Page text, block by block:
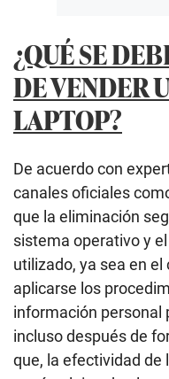
¿QUÉ SE
DE VENDER
LAPTOP?
De acuerdo con
canales oficiales
que la eliminación
sistema operativo y
utilizado, ya sea en
aplicarse los
información personal
incluso después de
que, la efectividad de